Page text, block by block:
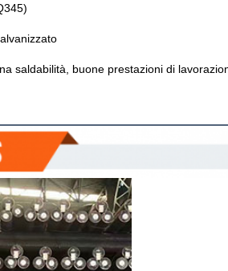
saldabilità, buone prestazioni di